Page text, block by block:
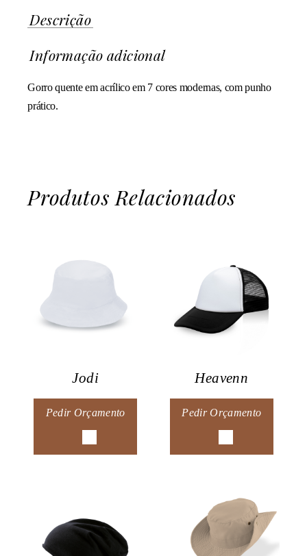
Descrição
Informação adicional
Gorro quente em acrílico em 7 cores modernas, com punho
prático.
Produtos Relacionados
Jodi
Pedir Orçamento
Heavenn
Pedir Orçamento